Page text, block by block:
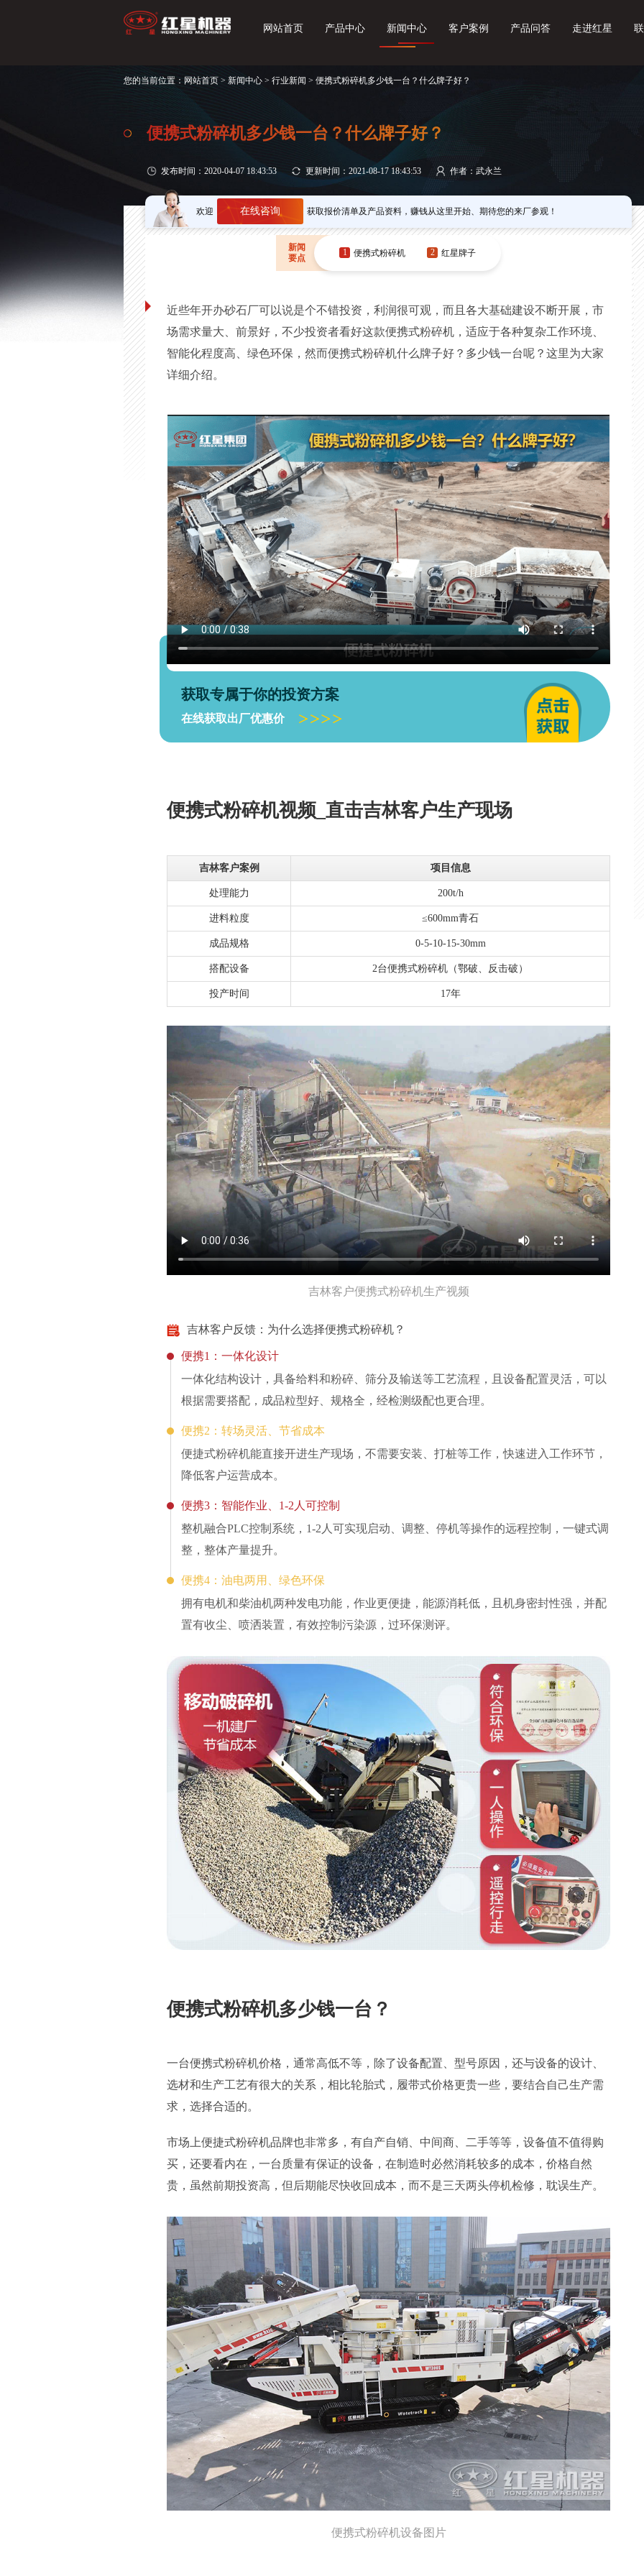
网站首页 产品中心 新闻中心 客户案例 产品问答 走进红星
您的当前位置： 网站首页 > 新闻中心 > 行业新闻 > 便携式粉碎机多少钱一台？什么牌子好？
便携式粉碎机多少钱一台？什么牌子好？
发布时间：2020-04-07 18:43:53 更新时间：2021-08-17 18:43:53 作者：武永兰
欢迎 在线咨询 获取报价清单及产品资料，赚钱从这里开始、期待您的来厂参观！
新闻
要点
1 便携式粉碎机 2 红星牌子
近些年开办砂石厂可以说是个不错投资，利润很可观，而且各大基础建设不断开展，市
场需求量大、前景好，不少投资者看好这款便携式粉碎机，适应于各种复杂工作环境、
智能化程度高、绿色环保，然而便携式粉碎机什么牌子好？多少钱一台呢？这里为大家
详细介绍。
获取专属于你的投资方案
在线获取出厂优惠价
便携式粉碎机视频_直击吉林客户生产现场
吉林客户案例 项目信息
处理能力 200t/h
进料粒度 ≤600mm青石
成品规格 0-5-10-15-30mm
搭配设备 2台便携式粉碎机（鄂破、反击破）
投产时间 17年
吉林客户便携式粉碎机生产视频
吉林客户反馈：为什么选择便携式粉碎机？
便携1：一体化设计
一体化结构设计，具备给料和粉碎、筛分及输送等工艺流程，且设备配置灵活，可以
根据需要搭配，成品粒型好、规格全，经检测级配也更合理。
便携2：转场灵活、节省成本
便捷式粉碎机能直接开进生产现场，不需要安装、打桩等工作，快速进入工作环节，
降低客户运营成本。
便携3：智能作业、1-2人可控制
整机融合PLC控制系统，1-2人可实现启动、调整、停机等操作的远程控制，一键式调
整，整体产量提升。
便携4：油电两用、绿色环保
拥有电机和柴油机两种发电功能，作业更便捷，能源消耗低，且机身密封性强，并配
置有收尘、喷洒装置，有效控制污染源，过环保测评。
便携式粉碎机多少钱一台？
一台便携式粉碎机价格，通常高低不等，除了设备配置、型号原因，还与设备的设计、
选材和生产工艺有很大的关系，相比轮胎式，履带式价格更贵一些，要结合自己生产需
求，选择合适的。
市场上便捷式粉碎机品牌也非常多，有自产自销、中间商、二手等等，设备值不值得购
买，还要看内在，一台质量有保证的设备，在制造时必然消耗较多的成本，价格自然
贵，虽然前期投资高，但后期能尽快收回成本，而不是三天两头停机检修，耽误生产。
便携式粉碎机设备图片